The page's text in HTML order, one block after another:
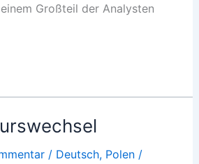
Großteil der Analysten
/ Deutsch, Polen/